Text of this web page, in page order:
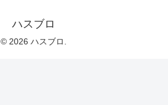
ハスブロ
© 2026 ハスブロ.